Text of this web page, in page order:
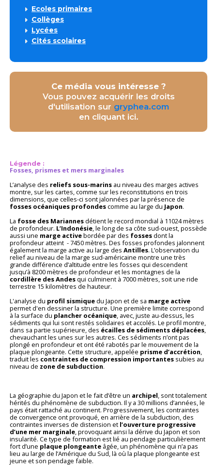
Ecoles primaires
Collèges
Lycées
Cités scolaires
Ce média vous intéresse ?
Vous pouvez acquérir les droits
d'utilisation sur gryphea.com
en cliquant ici.
Légende :
Fosses, prismes et mers marginales
L’analyse des reliefs sous-marins au niveau des marges actives
montre, sur les cartes, comme sur les reconstitutions en trois
dimensions, que celles-ci sont jalonnées par la présence de
fosses océaniques profondescomme au large du Japon.
La fosse des Mariannesdétient le record mondial à 11024 mètres
de profondeur. L’Indonésie , le long de sa côte sud-ouest, possède
aussi une marge activebordée par des fossesdont la
profondeur atteint - 7450 mètres. Des fosses profondes jalonnent
également la marge active au large des Antilles. L’observation du
relief au niveau de la marge sud-américaine montre une très
grande différence d’altitude entre les fosses qui descendent
jusqu’à 8200 mètres de profondeur et les montagnes de la
cordillère des Andesqui culminent à 7000 mètres, soit une ride
terrestre 15 kilomètres de hauteur.
L'analyse du profil sismiquedu Japon et de sa marge active
permet d'en dessiner la structure. Une première limite correspond
à la surface du plancher océanique , avec, juste au-dessus, les
sédiments qui lui sont restés solidaires et accolés. Le profil montre,
dans sa partie supérieure, des écailles de sédiments déplacées
chevauchant les unes sur les autres. Ces sédiments n’ont pas
plongé en profondeur et ont été rabotés par le mouvement de la
plaque plongeante. Cette structure, appelée prisme d’accrétion
traduit les contraintes de compression importantes subies au
niveau de zone de subduction.
La géographie du Japon et le fait d’être un archipel , sont totalement
hérités du phénomène de subduction. Il y a 30 millions d’années, le
pays était rattaché au continent. Progressivement, les contraintes
de convergence ont provoqué, en arrière de la subduction, des
contraintes inverses de distension et l’ouverture progressive
d’une mer marginale , provoquant ainsi la dérive du Japon et son
insularité. Ce type de formation est lié au pendage particulièrement
fort d’une plaque plongeante âgée, un phénomène qui n’a pas
lieu au large de l’Amérique du Sud, là où la plaque plongeante est
jeune et son pendage faible.